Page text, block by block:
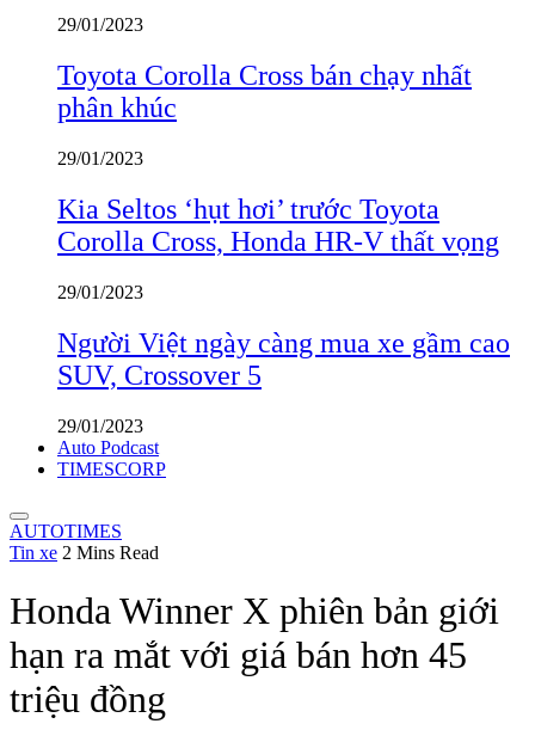
29/01/2023
Toyota Corolla Cross bán chạy nhất
phân khúc
29/01/2023
Kia Seltos ‘hụt hơi’ trước Toyota
Corolla Cross, Honda HR-V thất vọng
29/01/2023
Người Việt ngày càng mua xe gầm cao
SUV, Crossover 5
29/01/2023
Auto Podcast
TIMESCORP
AUTOTIMES
Tin xe 2 Mins Read
Honda Winner X phiên bản giới
hạn ra mắt với giá bán hơn 45
triệu đồng